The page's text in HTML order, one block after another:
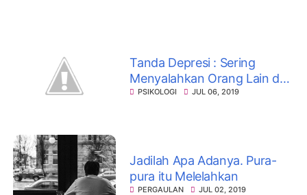
Tanda Depresi : Sering
Menyalahkan Orang Lain dan
Keadaan
PSIKOLOGI JUL 06, 2019
Jadilah Apa Adanya. Pura-
pura itu Melelahkan
PERGAULAN JUL 02, 2019